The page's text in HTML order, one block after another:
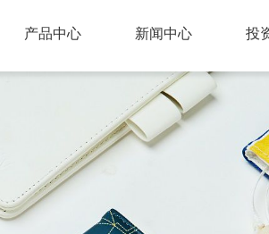
产品中心 新闻中心 投